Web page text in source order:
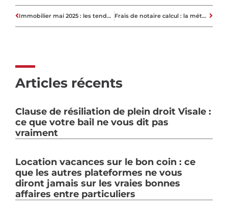
Immobilier mai 2025 : les tendances du marché et l’impact sur les acheteurs Frais de notaire calcul : la méthode pour estimer le coût de votre achat
Articles récents
Clause de résiliation de plein droit Visale :
ce que votre bail ne vous dit pas
vraiment
Location vacances sur le bon coin : ce
que les autres plateformes ne vous
diront jamais sur les vraies bonnes
affaires entre particuliers